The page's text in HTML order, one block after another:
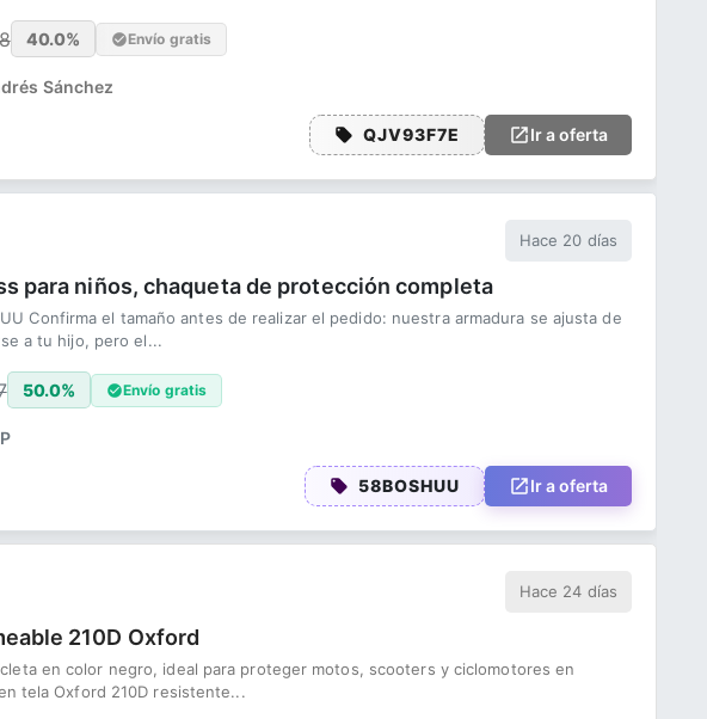
40.0% Envío gratis
Sánchez
QJV93F7E Ir a oferta
Hace 20 días
para niños, chaqueta de protección completa
Confirma el tamaño antes de realizar el pedido: nuestra armadura se ajusta de
a tu hijo, pero el...
50.0% Envío gratis
58BOSHUU Ir a oferta
Hace 24 días
210D Oxford
en color negro, ideal para proteger motos, scooters y ciclomotores en
tela Oxford 210D resistente...